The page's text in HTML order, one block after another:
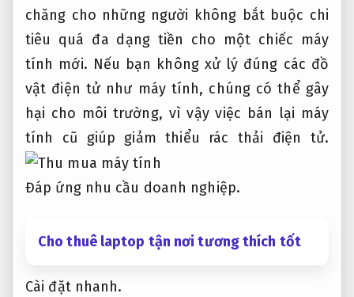
chăng cho những người không bắt buộc chi
tiêu quá đa dạng tiền cho một chiếc máy
tính mới. Nếu bạn không xử lý đúng các đồ
vật điện tử như máy tính, chúng có thể gây
hại cho môi trường, vì vậy việc bán lại máy
tính cũ giúp giảm thiểu rác thải điện tử.
Đáp ứng nhu cầu doanh nghiệp.
Cho thuê laptop tận nơi tương thích tốt
Cài đặt nhanh.